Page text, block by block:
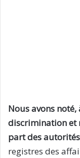
Nous avons noté,
discrimination et
part des
registres des